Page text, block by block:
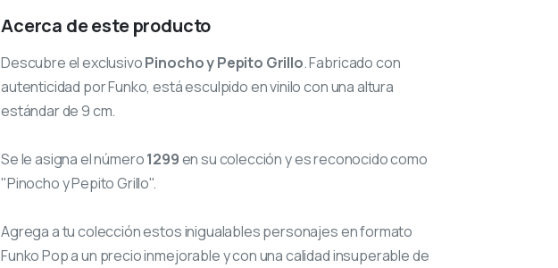
Acerca de este producto
Descubre el exclusivoPinocho y Pepito Grillo. Fabricado con
autenticidad por Funko, está esculpido en vinilo con una altura
estándar de 9 cm.
Se le asigna el número1299en su colección y es reconocido como
"Pinocho y Pepito Grillo".
Agrega a tu colección estos inigualables personajes en formato
Funko Pop a un precio inmejorable y con una calidad insuperable de